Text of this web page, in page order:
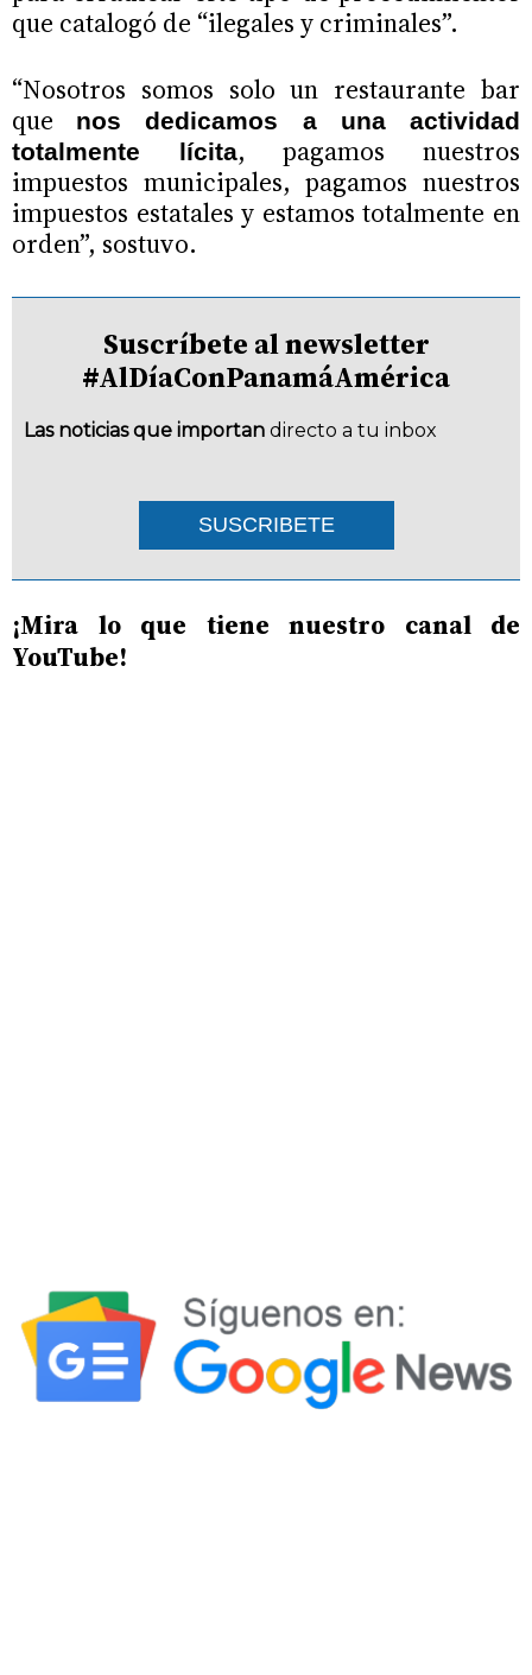
que catalogó de “ilegales y criminales”.
“Nosotros somos solo un restaurante bar
que
nos dedicamos a una actividad
totalmente lícita, pagamos nuestros
impuestos municipales, pagamos nuestros
impuestos estatales y estamos totalmente en
orden”, sostuvo.
Suscríbete al newsletter
#AlDíaConPanamáAmérica
Las noticias que importan directo a tu inbox
SUSCRIBETE
¡Mira lo que tiene nuestro canal de
YouTube!